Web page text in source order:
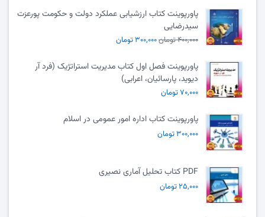
پاورپوینت کتاب ارزشیابی عملکرد دولت و حکومت پورعزت
سیدرضایی
۴۰۰,۰۰۰ تومان ۳۰۰,۰۰۰ تومان
پاورپوینت فصل اول کتاب مدیریت استراتژیک (فرد آر
دیوید، پارسائیان، اعرابی)
۷۰,۰۰۰ تومان
پاورپوینت کتاب اداره امور عمومی در اسلام
۳۰۰,۰۰۰ تومان
PDF کتاب تحلیل آماری نصیری
۲۵,۰۰۰ تومان